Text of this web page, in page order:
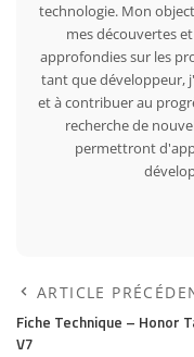
technologie. Mon
mes découvertes
approfondies sur les
tant que développeur,
et à contribuer au
recherche de
permettront
ARTICLE
Fiche Technique – Honor
V7